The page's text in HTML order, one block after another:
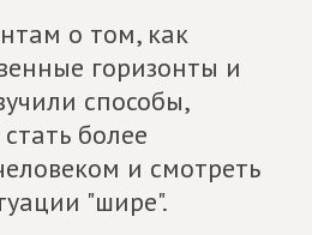
о том, как
горизонты и
способы,
более
и смотреть
"шире".